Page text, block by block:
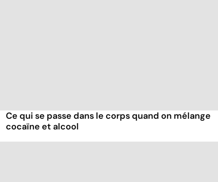
Ce qui se passe dans le corps quand on mélange
cocaïne et alcool